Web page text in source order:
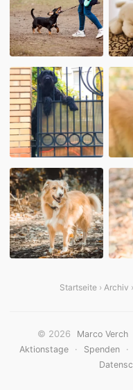
Startseite› Archiv
© 2026 Marco Verch
Aktionstage · Spenden ·